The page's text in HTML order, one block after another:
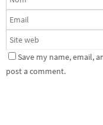
Save my name, email,
post a comment.